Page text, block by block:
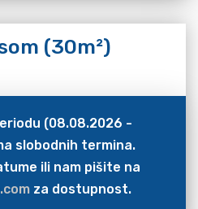
(30m²)
(08.08.2026 -
slobodnih termina.
ili nam pišite na
za dostupnost.